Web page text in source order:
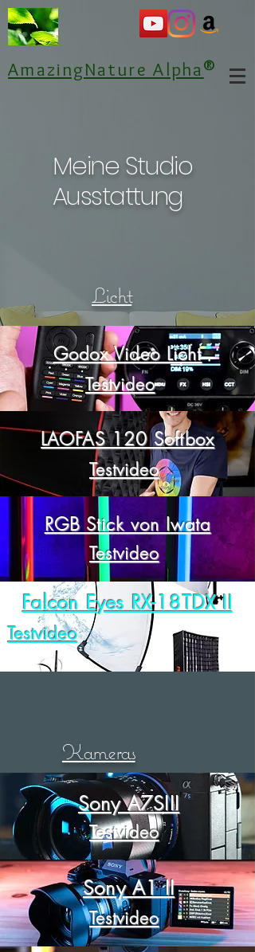
AmazingNature Alpha®
Meine Studio
Ausstattung
Licht
Godox Video Licht
Testvideo
LAOFAS 120 Softbox
Testvideo
RGB Stick von Iwata
Testvideo
Falcon Eyes RX-18TDX II
Testvideo
Kameras
Sony A7SIII
Testvideo
Sony A1 II
Testvideo